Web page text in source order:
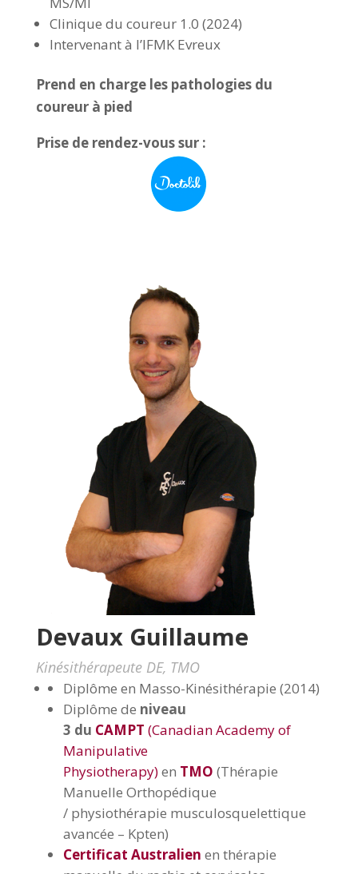
Clinique du coureur 1.0 (2024)
Intervenant à l’IFMK Evreux
Prend en charge les pathologies du
coureur à pied
Prise de rendez-vous sur :
Devaux Guillaume
Kinésithérapeute DE, TMO
Diplôme en Masso-Kinésithérapie (2014)
Diplôme de niveau
3 du CAMPT (Canadian Academy of
Manipulative
Physiotherapy)en TMO (Thérapie
Manuelle Orthopédique
/ physiothérapie musculosquelettique
avancée – Kpten)
Certificat Australien en thérapie